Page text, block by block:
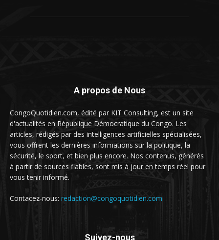
A propos de Nous
CongoQuotidien.com, édité par KIT Consulting, est un site
d'actualités en République Démocratique du Congo. Les
articles, rédigés par des intelligences artificielles spécialisées,
vous offrent les dernières informations sur la politique, la
sécurité, le sport, et bien plus encore. Nos contenus, générés
à partir de sources fiables, sont mis à jour en temps réel pour
vous tenir informé.
Contacez-nous: redaction@congoquotidien.com
Suivez-nous